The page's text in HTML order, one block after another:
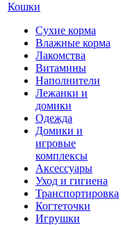
Кошки
Сухие корма
Влажные корма
Лакомства
Витамины
Наполнители
Лежанки и
домики
Одежда
Домики и
игровые
комплексы
Аксессуары
Уход и гигиена
Транспортировка
Когтеточки
Игрушки